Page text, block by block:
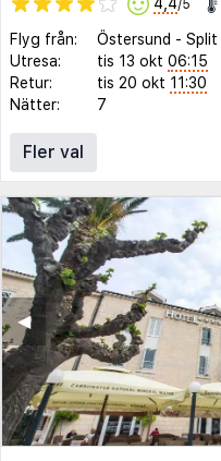
/5
Flyg från: Östersund - Split
Utresa:
tis 13 okt 06:15
Retur:
tis 20 okt 11:30
Nätter:
7
Fler val
◀︎